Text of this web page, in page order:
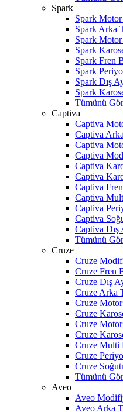
Spark
Spark
Spark Arka
Spark Motor
Spark
Spark Fren
Spark
Spark Dış
Spark
Tümünü Gör
Captiva
Captiva
Captiva
Captiva
Captiva
Captiva
Captiva
Captiva
Captiva
Captiva
Captiva
Captiva Dış
Tümünü Gör
Cruze
Cruze
Cruze Fren
Cruze Dış
Cruze Arka
Cruze
Cruze
Cruze
Cruze
Cruze Multi
Cruze
Cruze
Tümünü Gör
Aveo
Aveo
Aveo Arka